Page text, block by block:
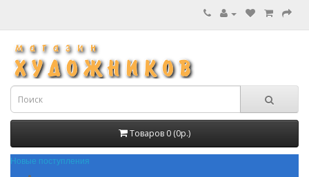
Товаров 0 (0р.)
Новые поступления